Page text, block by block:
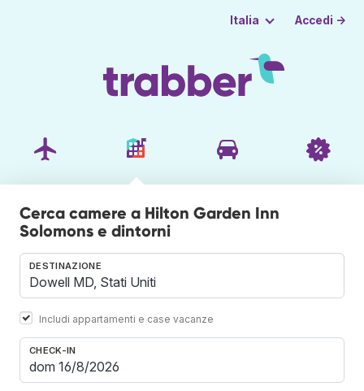
Italia Accedi →
Cerca camere a Hilton Garden Inn
Solomons e dintorni
DESTINAZIONE
Includi appartamenti e case vacanze
CHECK-IN